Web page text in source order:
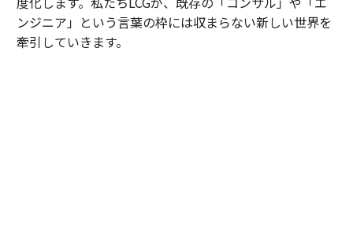
ンジニア」という言葉の枠には収まらない新しい世界を
牽引していきます。